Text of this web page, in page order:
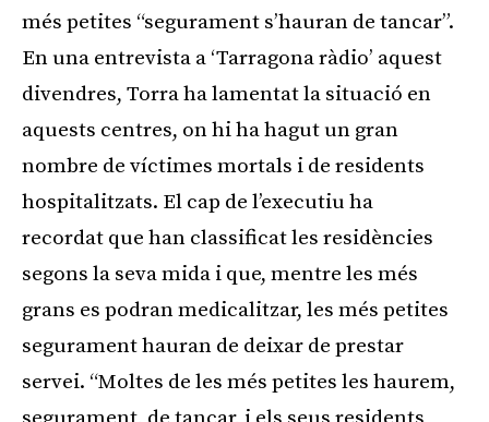
més petites “segurament s’hauran de tancar”.
En una entrevista a ‘Tarragona ràdio’ aquest
divendres, Torra ha lamentat la situació en
aquests centres, on hi ha hagut un gran
nombre de víctimes mortals i de residents
hospitalitzats. El cap de l’executiu ha
recordat que han classificat les residències
segons la seva mida i que, mentre les més
grans es podran medicalitzar, les més petites
segurament hauran de deixar de prestar
servei. “Moltes de les més petites les haurem,